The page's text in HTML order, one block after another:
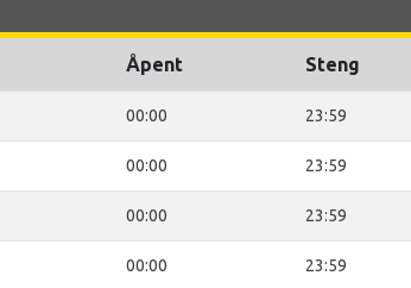
Åpent Steng
00:00 23:59
00:00 23:59
00:00 23:59
00:00 23:59